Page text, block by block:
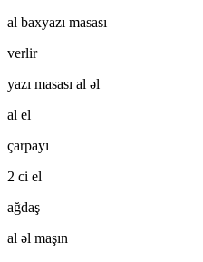
al baxyazı masası
verlir
yazı masası al əl
al el
çarpayı
2 ci el
ağdaş
al əl maşın